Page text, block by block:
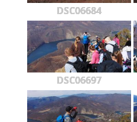
DSC06684
DSC06697